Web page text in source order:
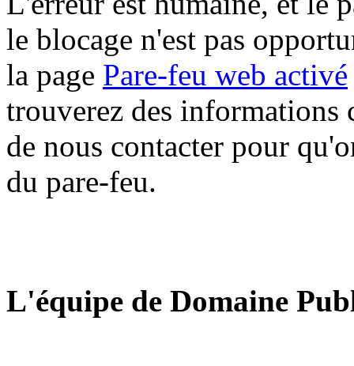
le blocage n'est pas
la page Pare-feu web activé
trouverez des informations
de nous contacter pour
du pare-feu.
L'équipe de Domaine